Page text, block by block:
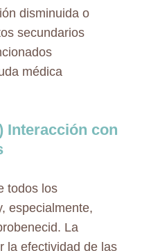
disminuida o
secundarios
médica
Interacción con
todos los
especialmente,
La
la efectividad de las